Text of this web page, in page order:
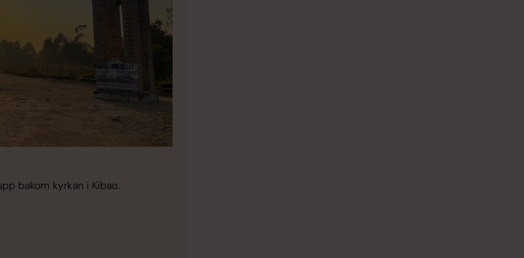
bakom kyrkan i Kibao.